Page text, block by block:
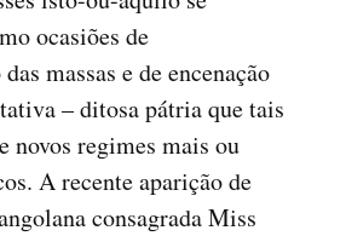
ocasiões de
massas e de encenação
– ditosa pátria que tais
novos regimes mais ou
A recente aparição de
consagrada Miss